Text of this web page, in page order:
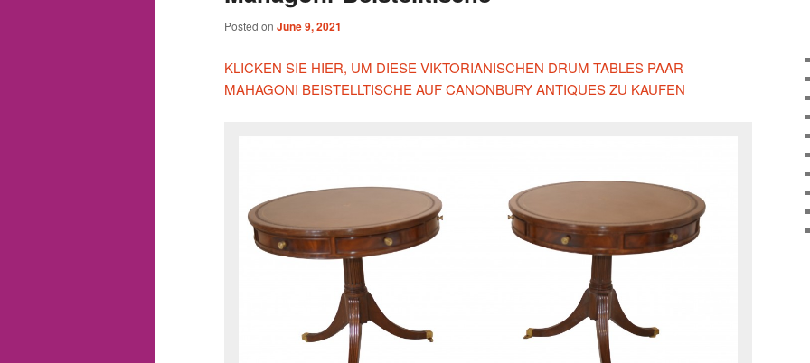
Posted on June 9, 2021
KLICKEN SIE HIER, UM DIESE VIKTORIANISCHEN DRUM TABLES PAAR
MAHAGONI BEISTELLTISCHE AUF CANONBURY ANTIQUES ZU KAUFEN